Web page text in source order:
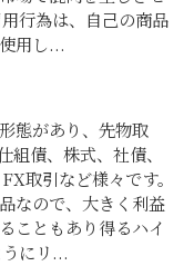
行為は、自己の商品
用し...
態があり、先物取
債、株式、社債、
取引など様々です。
なので、大きく利益
こともあり得るハイ
にリ...